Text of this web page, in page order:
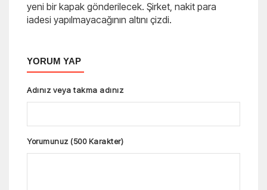
yeni bir kapak gönderilecek. Şirket, nakit para
iadesi yapılmayacağının altını çizdi.
YORUM YAP
Adınız veya takma adınız
Yorumunuz (500 Karakter)